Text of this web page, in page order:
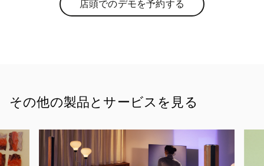
店頭でのデモを予約する
Link Opens in New Tab
その他の製品とサービスを見る